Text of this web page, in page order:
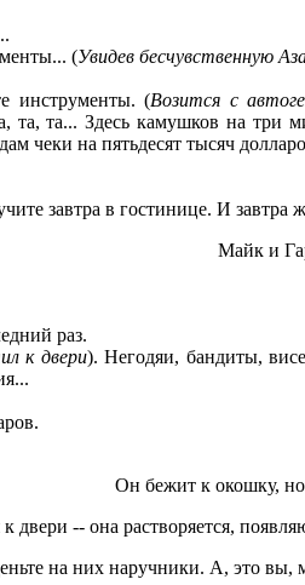
(Увидев бесчувственную
инструменты. (Возится с
та, та... Здесь камушков на три
чеки на пятьдесят тысяч
завтра в гостинице. И завтра
Майк и
раз.
к двери). Негодяи, бандиты,
Он бежит к окошку,
двери -- она растворяется,
на них наручники. А, это вы,